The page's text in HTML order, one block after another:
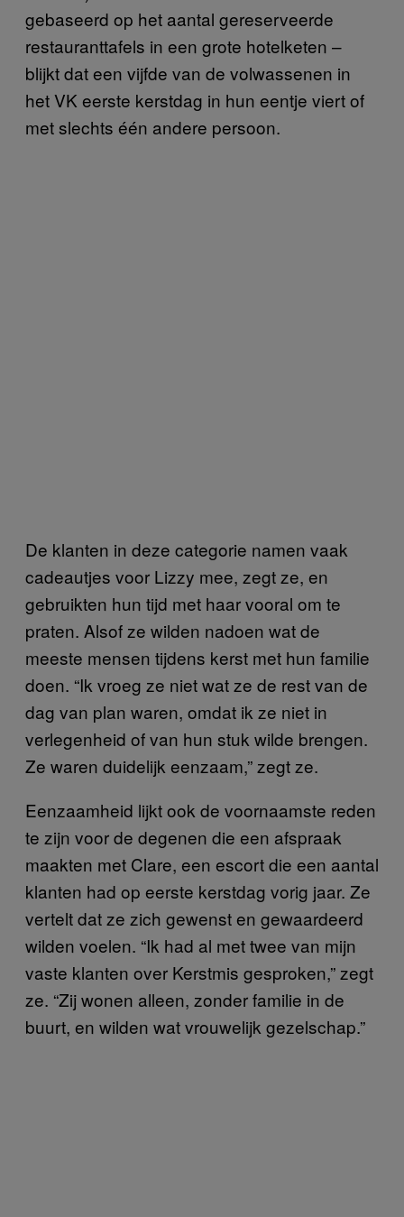
gebaseerd op het aantal gereserveerde
restauranttafels in een grote hotelketen –
blijkt dat een vijfde van de volwassenen in
het VK eerste kerstdag in hun eentje viert of
met slechts één andere persoon.
De klanten in deze categorie namen vaak
cadeautjes voor Lizzy mee, zegt ze, en
gebruikten hun tijd met haar vooral om te
praten. Alsof ze wilden nadoen wat de
meeste mensen tijdens kerst met hun familie
doen. “Ik vroeg ze niet wat ze de rest van de
dag van plan waren, omdat ik ze niet in
verlegenheid of van hun stuk wilde brengen.
Ze waren duidelijk eenzaam,” zegt ze.
Eenzaamheid lijkt ook de voornaamste reden
te zijn voor de degenen die een afspraak
maakten met Clare, een escort die een aantal
klanten had op eerste kerstdag vorig jaar. Ze
vertelt dat ze zich gewenst en gewaardeerd
wilden voelen. “Ik had al met twee van mijn
vaste klanten over Kerstmis gesproken,” zegt
ze. “Zij wonen alleen, zonder familie in de
buurt, en wilden wat vrouwelijk gezelschap.”